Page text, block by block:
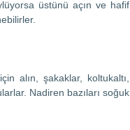
üstünü açın ve hafif
alın, şakaklar, koltukaltı,
Nadiren bazıları soğuk